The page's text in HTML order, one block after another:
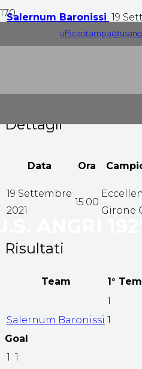
Salernum Baronissi 19
Dettagli
Data Ora
19 Settembre
2021
15:00
Girone
Risultati
Team 1°
1
Salernum Baronissi 1
Goal
1 1